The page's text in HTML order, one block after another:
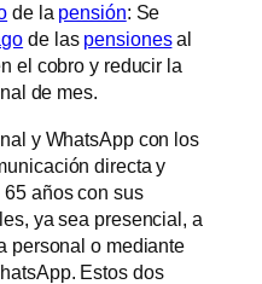
de la pensión: Se
de las pensionesal
el cobro y reducir la
de mes.
y WhatsApp con los
directa y
años con sus
ya sea presencial, a
personal o mediante
Estos dos